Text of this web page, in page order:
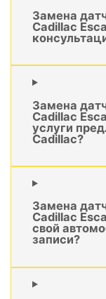
Замена
Cadillac
Замена
Cadillac
услуги
Cadillac?
Замена
Cadillac
свой
записи?